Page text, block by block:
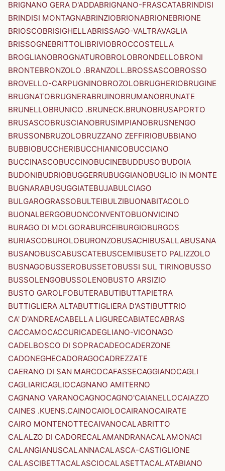
BRIGNANO GERA D'ADDABRIGNANO-FRASCATABRINDISI
BRINDISI MONTAGNABRINZIOBRIONABRIONEBRIONE
BRIOSCOBRISIGHELLABRISSAGO-VALTRAVAGLIA
BRISSOGNEBRITTOLIBRIVIOBROCCOSTELLA
BROGLIANOBROGNATUROBROLOBRONDELLOBRONI
BRONTEBRONZOLO .BRANZOLL.BROSSASCOBROSSO
BROVELLO-CARPUGNINOBROZOLOBRUGHERIOBRUGINE
BRUGNATOBRUGNERABRUINOBRUMANOBRUNATE
BRUNELLOBRUNICO .BRUNECK.BRUNOBRUSAPORTO
BRUSASCOBRUSCIANOBRUSIMPIANOBRUSNENGO
BRUSSONBRUZOLOBRUZZANO ZEFFIRIOBUBBIANO
BUBBIOBUCCHERIBUCCHIANICOBUCCIANO
BUCCINASCOBUCCINOBUCINEBUDDUSO'BUDOIA
BUDONIBUDRIOBUGGERRUBUGGIANOBUGLIO IN MONTE
BUGNARABUGUGGIATEBUJABULCIAGO
BULGAROGRASSOBULTEIBULZIBUONABITACOLO
BUONALBERGOBUONCONVENTOBUONVICINO
BURAGO DI MOLGORABURCEIBURGIOBURGOS
BURIASCOBUROLOBURONZOBUSACHIBUSALLABUSANA
BUSANOBUSCABUSCATEBUSCEMIBUSETO PALIZZOLO
BUSNAGOBUSSEROBUSSETOBUSSI SUL TIRINOBUSSO
BUSSOLENGOBUSSOLENOBUSTO ARSIZIO
BUSTO GAROLFOBUTERABUTIBUTTAPIETRA
BUTTIGLIERA ALTABUTTIGLIERA D'ASTIBUTTRIO
CA' D'ANDREACABELLA LIGURECABIATECABRAS
CACCAMOCACCURICADEGLIANO-VICONAGO
CADELBOSCO DI SOPRACADEOCADERZONE
CADONEGHECADORAGOCADREZZATE
CAERANO DI SAN MARCOCAFASSECAGGIANOCAGLI
CAGLIARICAGLIOCAGNANO AMITERNO
CAGNANO VARANOCAGNOCAGNO'CAIANELLOCAIAZZO
CAINES .KUENS.CAINOCAIOLOCAIRANOCAIRATE
CAIRO MONTENOTTECAIVANOCALABRITTO
CALALZO DI CADORECALAMANDRANACALAMONACI
CALANGIANUSCALANNACALASCA-CASTIGLIONE
CALASCIBETTACALASCIOCALASETTACALATABIANO